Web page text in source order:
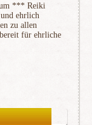
*** Reiki
ehrlich
zu allen
für ehrliche